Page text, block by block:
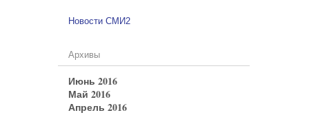
Новости СМИ2
Архивы
Июнь 2016
Май 2016
Апрель 2016